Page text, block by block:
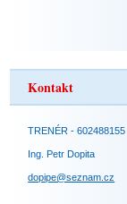
Kontakt
TRENÉR - 602488155
Ing. Petr Dopita
dopipe@seznam.cz